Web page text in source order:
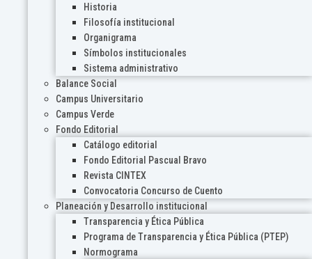
Historia
Filosofía institucional
Organigrama
Símbolos institucionales
Sistema administrativo
Balance Social
Campus Universitario
Campus Verde
Fondo Editorial
Catálogo editorial
Fondo Editorial Pascual Bravo
Revista CINTEX
Convocatoria Concurso de Cuento
Planeación y Desarrollo institucional
Transparencia y Ética Pública
Programa de Transparencia y Ética Pública (PTEP)
Normograma